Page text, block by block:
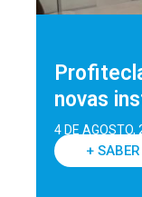
novas
4 DE AGOSTO,
+